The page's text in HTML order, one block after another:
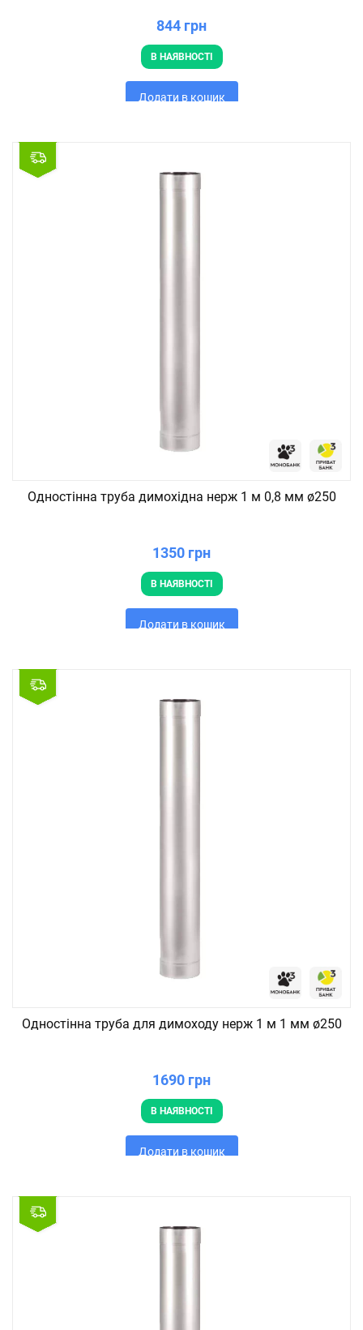
844 грн
В НАЯВНОСТІ
Додати в кошик
Одностінна труба димохідна нерж 1 м 0,8 мм ø250
1350 грн
В НАЯВНОСТІ
Додати в кошик
Одностінна труба для димоходу нерж 1 м 1 мм ø250
1690 грн
В НАЯВНОСТІ
Додати в кошик